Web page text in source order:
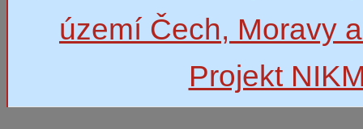
území Čech, Moravy
Projekt